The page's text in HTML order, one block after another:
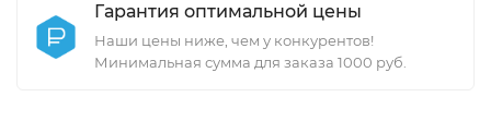
Гарантия оптимальной цены
Наши цены ниже, чем у конкурентов!
Минимальная сумма для заказа 1000 руб.